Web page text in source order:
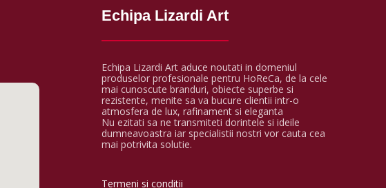
Echipa Lizardi Art
Echipa Lizardi Art aduce noutati in domeniul
produselor profesionale pentru HoReCa, de la cele
mai cunoscute branduri, obiecte superbe si
rezistente, menite sa va bucure clientii intr-o
atmosfera de lux, rafinament si eleganta
Nu ezitati sa ne transmiteti dorintele si ideile
dumneavoastra iar specialistii nostri vor cauta cea
mai potrivita solutie.
Termeni si conditii